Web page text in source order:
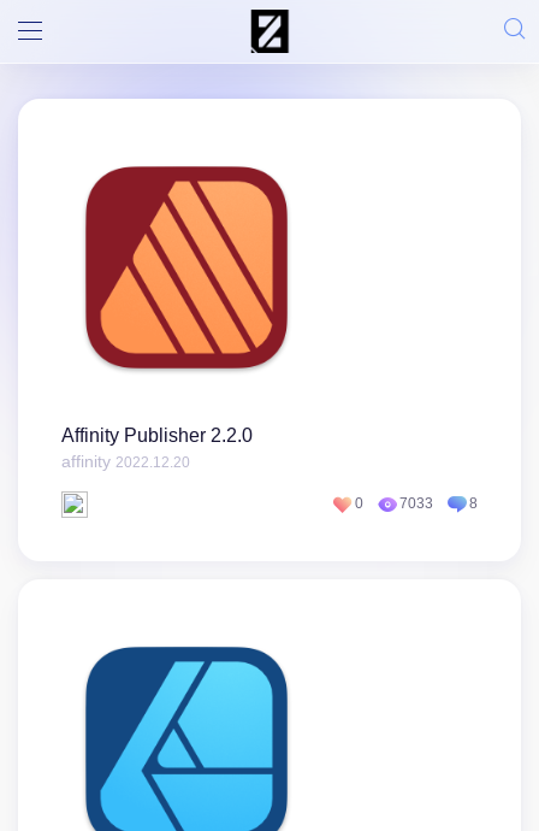
Affinity Publisher 2.2.0
affinity 2022.12.20
0 7033 8